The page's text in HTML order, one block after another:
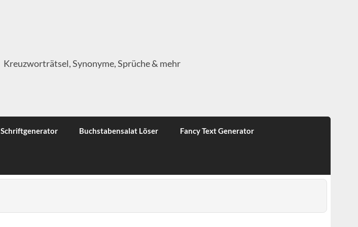
Kreuzworträtsel, Synonyme, Sprüche & mehr
Schriftgenerator Buchstabensalat Löser Fancy Text Generator